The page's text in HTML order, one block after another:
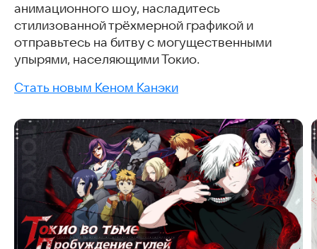
анимационного шоу, насладитесь
стилизованной трёхмерной графикой и
отправьтесь на битву с могущественными
упырями, населяющими Токио.
Стать новым Кеном Канэки